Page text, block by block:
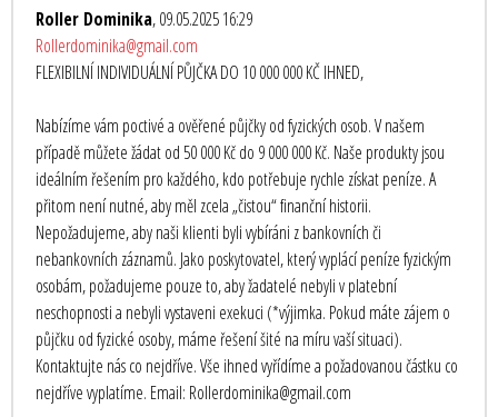
Roller Dominika, 09.05.2025 16:29
Rollerdominika@gmail.com
FLEXIBILNÍ INDIVIDUÁLNÍ PŮJČKA DO 10 000 000 KČ IHNED,
Nabízíme vám poctivé a ověřené půjčky od fyzických osob. V našem
případě můžete žádat od 50 000 Kč do 9 000 000 Kč. Naše produkty jsou
ideálním řešením pro každého, kdo potřebuje rychle získat peníze. A
přitom není nutné, aby měl zcela „čistou“ finanční historii.
Nepožadujeme, aby naši klienti byli vybíráni z bankovních či
nebankovních záznamů. Jako poskytovatel, který vyplácí peníze fyzickým
osobám, požadujeme pouze to, aby žadatelé nebyli v platební
neschopnosti a nebyli vystaveni exekuci (*výjimka. Pokud máte zájem o
půjčku od fyzické osoby, máme řešení šité na míru vaší situaci).
Kontaktujte nás co nejdříve. Vše ihned vyřídíme a požadovanou částku co
nejdříve vyplatíme. Email: Rollerdominika@gmail.com